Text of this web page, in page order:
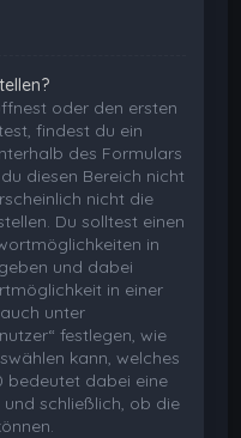
oder den ersten
findest du ein
des Formulars
diesen Bereich nicht
nicht die
Du solltest einen
in
und dabei
in einer
unter
festlegen, wie
kann, welches
bedeutet dabei eine
schließlich, ob die